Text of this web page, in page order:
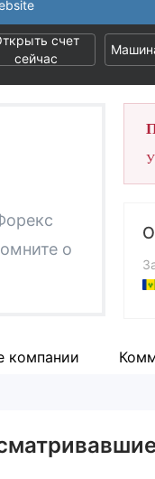
счет
сейчас
о
У
компании